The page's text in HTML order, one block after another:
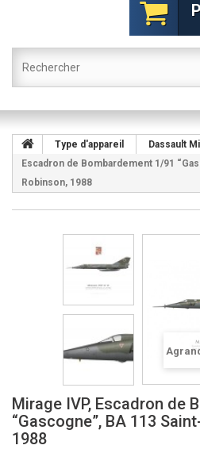
Type d'appareil Dassault
Escadron de Bombardement 1/91
Robinson, 1988
Mirage IVP, Escadron de
“Gascogne”, BA 113
1988